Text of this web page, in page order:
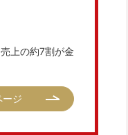
上の約7割が金
ージ